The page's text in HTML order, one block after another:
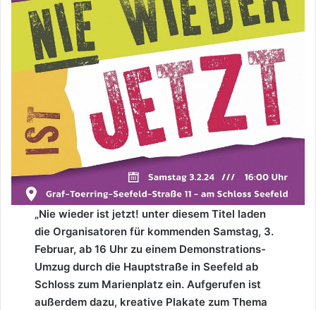
„Nie wieder ist jetzt! unter diesem Titel laden
die Organisatoren für kommenden Samstag, 3.
Februar, ab 16 Uhr zu einem Demonstrations-
Umzug durch die Hauptstraße in Seefeld ab
Schloss zum Marienplatz ein. Aufgerufen ist
außerdem dazu, kreative Plakate zum Thema